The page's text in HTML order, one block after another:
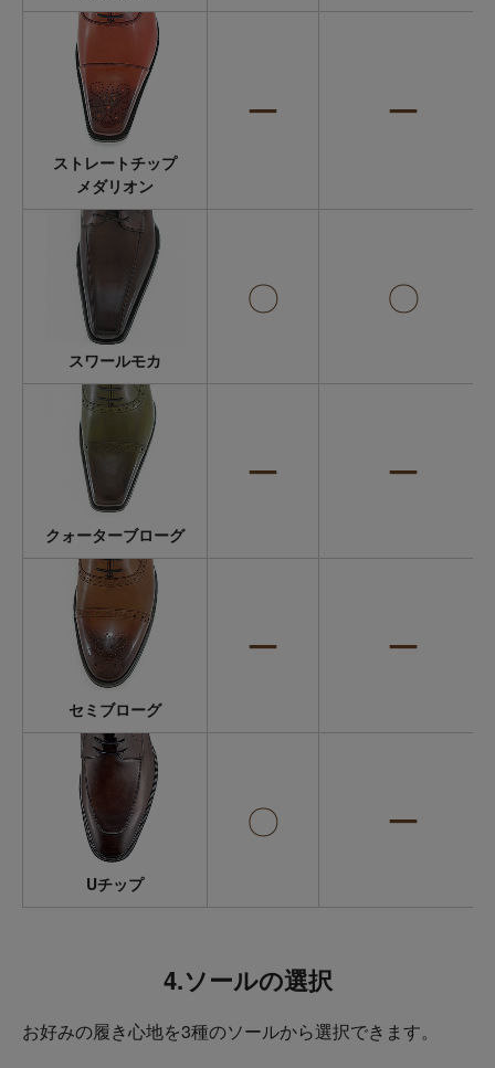
ストレートチップ
メダリオン
ー ー
スワールモカ
〇 〇
クォーターブローグ
ー ー
セミブローグ
ー ー
Uチップ
〇 ー
4.ソールの選択
お好みの履き心地を3種のソールから選択できます。